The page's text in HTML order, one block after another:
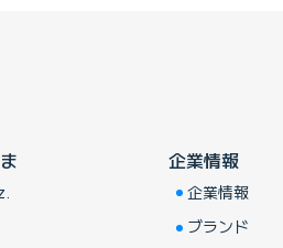
企業情報
企業情報
ブランド